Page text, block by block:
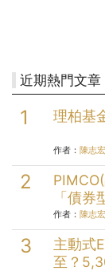
近期熱門文章
理柏基
作者： 陳志宏
「債
逾半世
作者： 陳志宏
主動式
至？